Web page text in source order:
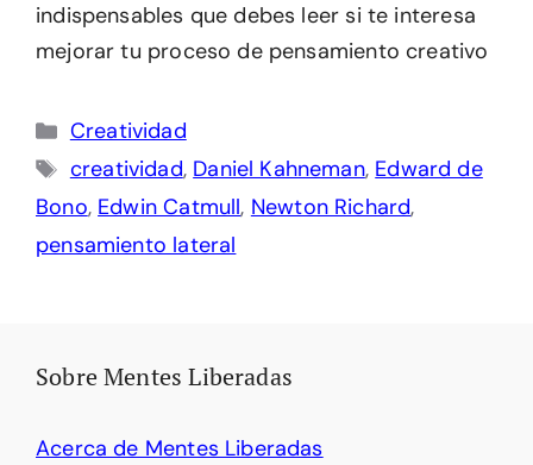
indispensables que debes leer si te interesa
mejorar tu proceso de pensamiento creativo
Categorías
Creatividad
Etiquetas
creatividad, Daniel Kahneman, Edward de
Bono, Edwin Catmull, Newton Richard,
pensamiento lateral
Sobre Mentes Liberadas
Acerca de Mentes Liberadas